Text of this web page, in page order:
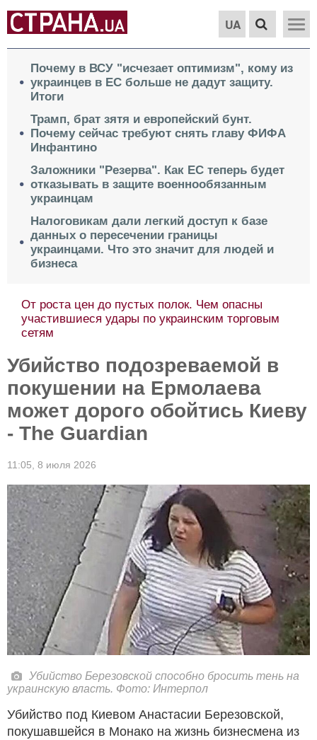
UA
Почему в ВСУ "исчезает оптимизм", кому из
украинцев в ЕС больше не дадут защиту.
Итоги
Трамп, брат зятя и европейский бунт.
Почему сейчас требуют снять главу ФИФА
Инфантино
Заложники "Резерва". Как ЕС теперь будет
отказывать в защите военнообязанным
украинцам
Налоговикам дали легкий доступ к базе
данных о пересечении границы
украинцами. Что это значит для людей и
бизнеса
От роста цен до пустых полок. Чем опасны
участившиеся удары по украинским торговым
сетям
Убийство подозреваемой в
покушении на Ермолаева
может дорого обойтись Киеву
- The Guardian
11:05, 8 июля 2026
Убийство Березовской способно бросить тень на
украинскую власть. Фото: Интерпол
Убийство под Киевом Анастасии Березовской,
покушавшейся в Монако на жизнь бизнесмена из